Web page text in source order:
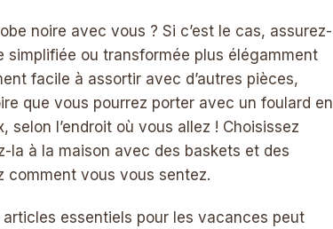
noire avec vous ? Si c’est le cas, assurez-
simplifiée ou transformée plus élégamment
facile à assortir avec d’autres pièces,
que vous pourrez porter avec un foulard en
l’endroit où vous allez ! Choisissez
la à la maison avec des baskets et des
comment vous vous sentez.
essentiels pour les vacances peut